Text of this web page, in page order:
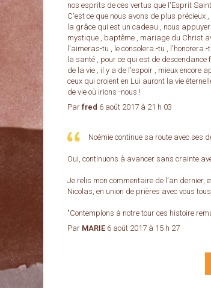
nos esprits de ces vertus que l'Esprit
C'est ce que nous avons de plus précieux
la grâce qui est un cadeau , nous
mystique , baptême , mariage du Christ
l'aimeras-tu , le consolera -tu , l'honorera
la santé , pour ce qui est de
de la vie , il y a de l'espoir , mieux encore
ceux qui croient en Lui auront la vie
de vie où irions -nous !
Par fred 6 août 2017 à 21 h 03
Noémie continue sa route avec ses
Oui, continuons à avancer sans crainte
Je relis mon commentaire de l'an dernier,
Nicolas, en union de prières avec vous
"Contemplons à notre tour ces histoire
Par MARIE 6 août 2017 à 15 h 27